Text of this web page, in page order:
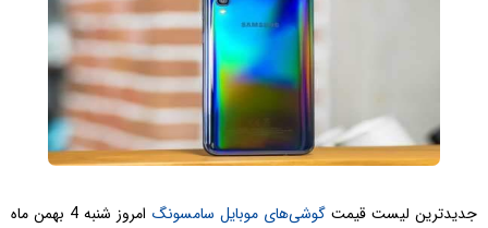
جدیدترین لیست قیمتگوشی‌های موبایل سامسونگ
امروز شنبه 4 بهمن ماه